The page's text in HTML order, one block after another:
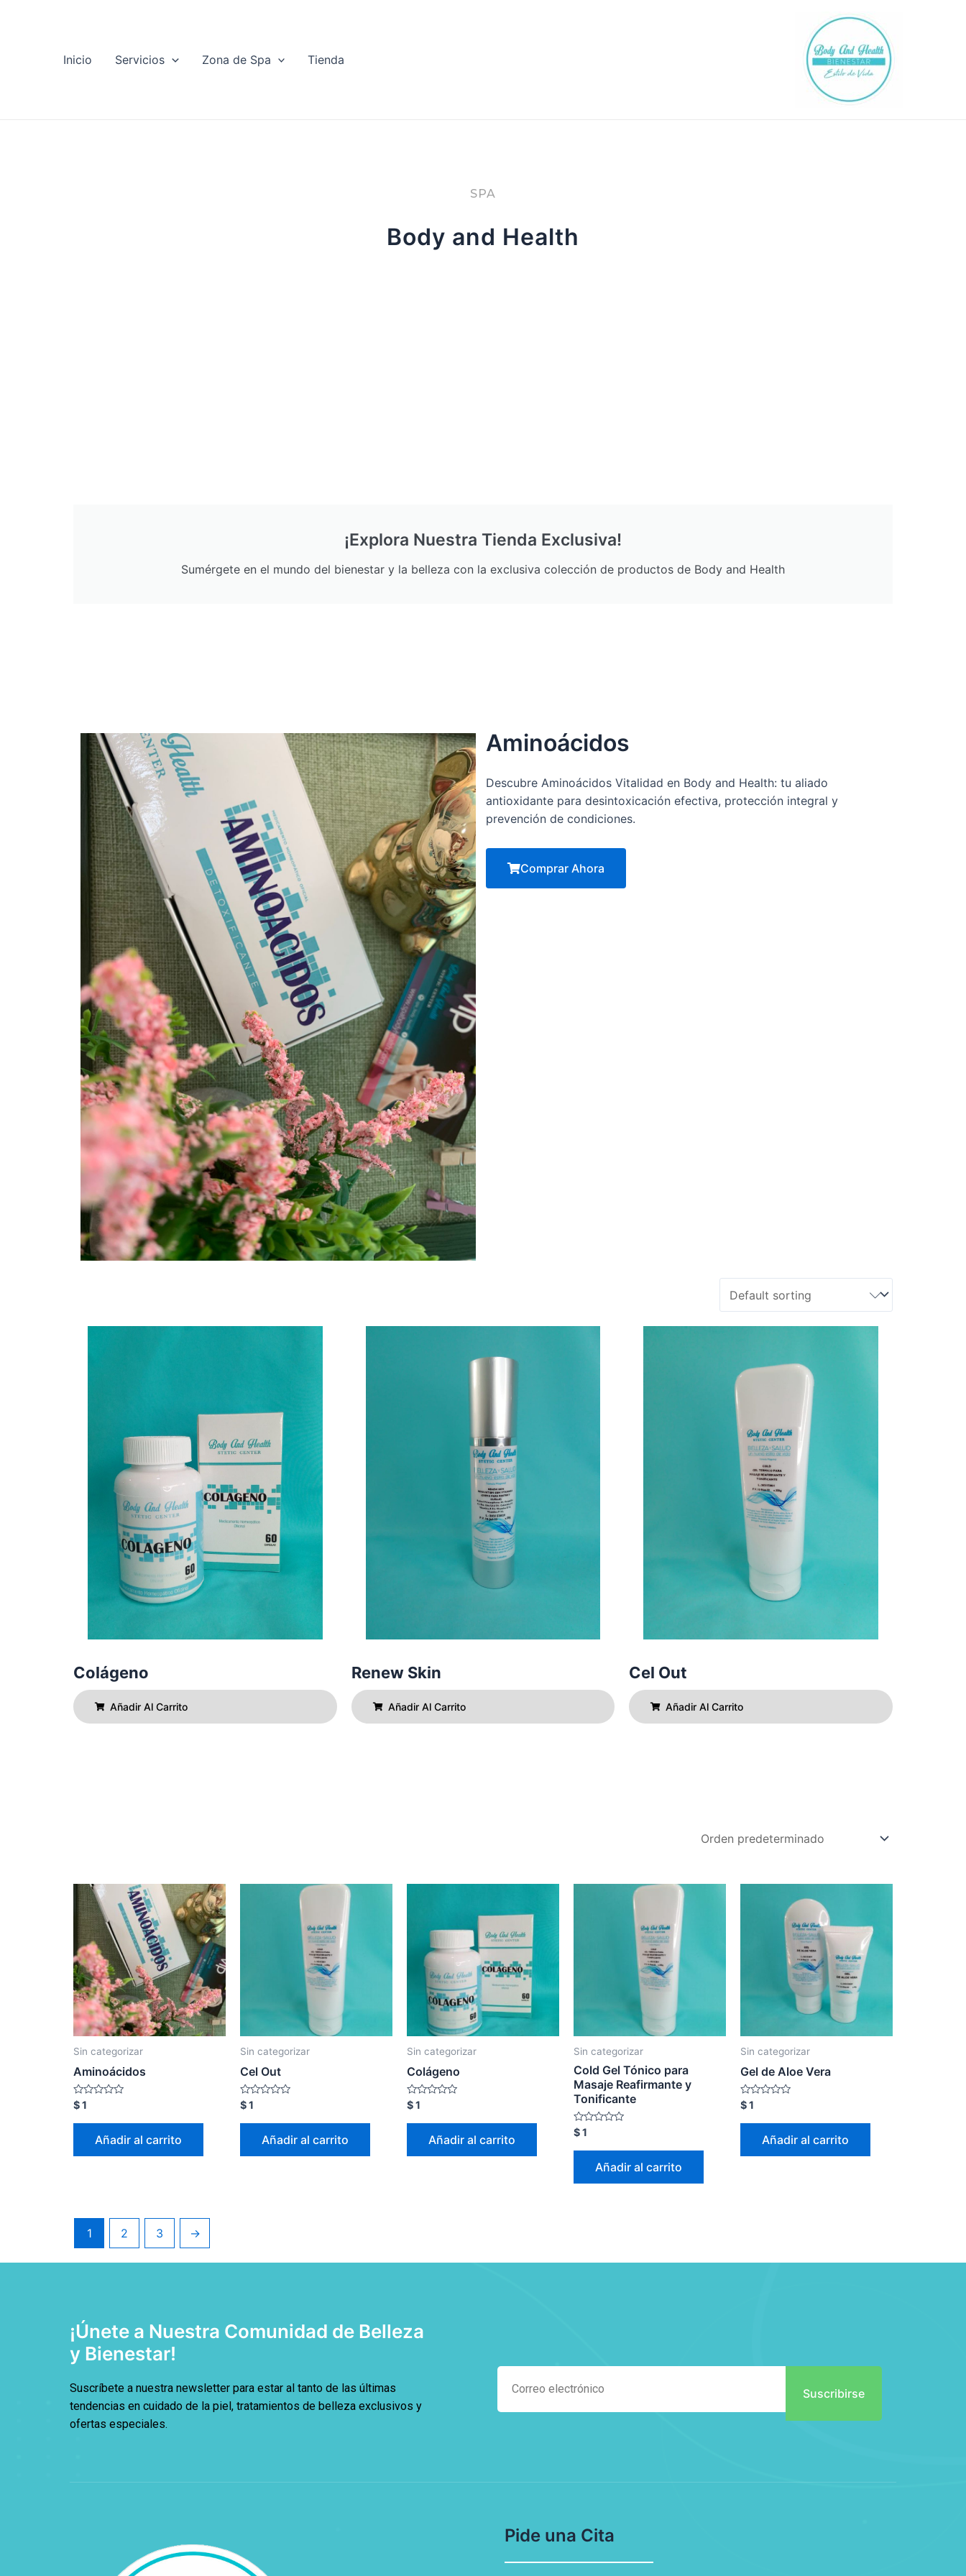
Inicio
Servicios Zona de Spa Tienda
SPA
Body and Health
¡Explora Nuestra Tienda Exclusiva!
Sumérgete en el mundo del bienestar y la belleza con la exclusiva colección de productos de Body and Health
Aminoácidos
Descubre Aminoácidos Vitalidad en Body and Health: tu aliado
antioxidante para desintoxicación efectiva, protección integral y
prevención de condiciones.
Comprar Ahora
Colágeno
Añadir Al Carrito
Renew Skin
Añadir Al Carrito
Cel Out
Añadir Al Carrito
Sin categorizar
Aminoácidos
Valorado
con
0
$1
Añadir al carrito
Sin categorizar
Cel Out
Valorado
con
0
$1
Añadir al carrito
Sin categorizar
Colágeno
Valorado
con
0
$1
Añadir al carrito
Sin categorizar
Cold Gel Tónico para
Masaje Reafirmante y
Tonificante
Valorado
con
0
$1
Añadir al carrito
Sin categorizar
Gel de Aloe Vera
Valorado
con
0
$1
Añadir al carrito
1 2 3 →
¡Únete a Nuestra Comunidad de Belleza
y Bienestar!
Suscríbete a nuestra newsletter para estar al tanto de las últimas
tendencias en cuidado de la piel, tratamientos de belleza exclusivos y
ofertas especiales.
Suscribirse
Pide una Cita